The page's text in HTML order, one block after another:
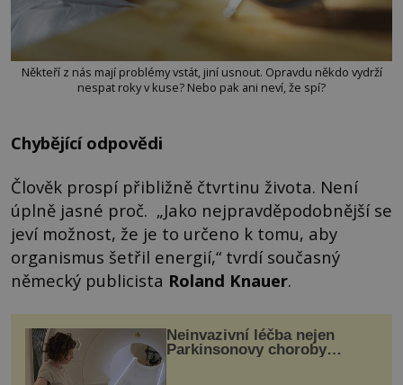
Někteří z nás mají problémy vstát, jiní usnout. Opravdu někdo vydrží
nespat roky v kuse? Nebo pak ani neví, že spí?
Chybějící odpovědi
Člověk prospí přibližně čtvrtinu života. Není
úplně jasné proč. „Jako nejpravděpodobnější se
jeví možnost, že je to určeno k tomu, aby
organismus šetřil energií,“ tvrdí současný
německý publicista Roland Knauer.
Neinvazivní léčba nejen
Parkinsonovy choroby